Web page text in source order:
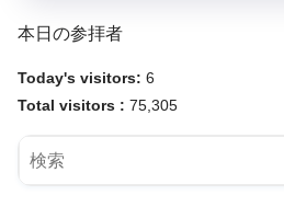
本日の参拝者
Today's visitors: 6
Total visitors : 75,305